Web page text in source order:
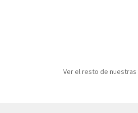
Ver el resto de nuestras